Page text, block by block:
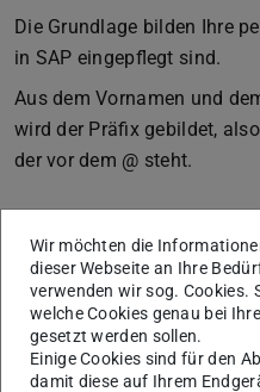
Die Grundlage bilden Ihre
in SAP eingepflegt sind.
Aus dem Vornamen und
wird der Präfix gebildet,
der vor dem @ steht.
Wir möchten die
dieser Webseite an Ihre
verwenden wir sog. Cookies.
welche Cookies genau bei
gesetzt werden sollen.
Einige Cookies sind für den
damit diese auf Ihrem